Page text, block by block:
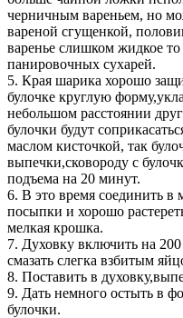
черничным вареньем, но
вареной сгущенкой,
варенье слишком жидкое
панировочных сухарей.
5. Края шарика хорошо
булочке круглую
небольшом расстоянии
булочки будут
маслом кисточкой, так
выпечки,сковороду с
подъема на 20 минут.
6. В это время соединить в
посыпки и хорошо
мелкая крошка.
7. Духовку включить на
смазать слегка взбитым
8. Поставить в
9. Дать немного остыть в
булочки.